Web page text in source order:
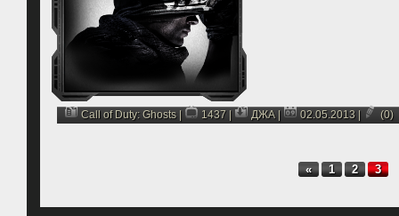
Call of Duty: Ghosts| 1437 | ДЖА| 02.05.2013 | (0)
« 1 2 3